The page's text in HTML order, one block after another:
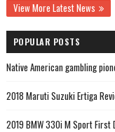
View More Latest News
POPULAR POSTS
Native American gambling
2018 Maruti Suzuki Ertiga
2019 BMW 330i M Sport First